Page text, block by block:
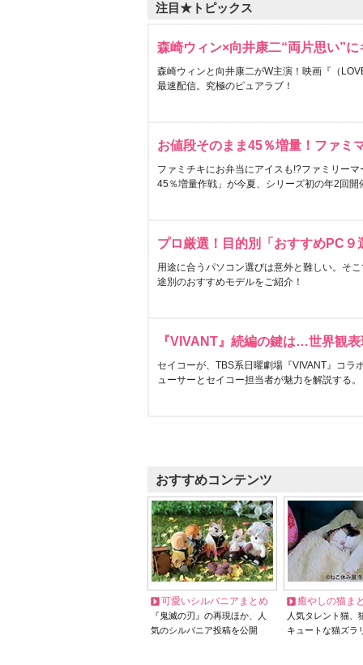
注目★トピックス
森崎ウィン×向井康二“両片思い”
森崎ウィンと向井康二がW主演！映画『（
最速配信。究極のピュアラブ！
お値段そのまま45％増量！ファミ
ファミチキにお弁当にアイスも!?ファミリー
45％増量作戦」が今夏、シリーズ初の年2回開
プロ厳選！目的別「おすすめPC９
用途に合うパソコン選びは意外と難しい。そ
途別のおすすめモデルをご紹介！
『VIVANT』続編の鍵は…世界観
セイコーが、TBS系日曜劇場『VIVANT』コラ
ューサーとセイコー担当者が魅力を解説する。
おすすめコンテンツ
可愛いシルバニアまとめ
『鬼滅の刃』の再現ほか、人
気のシルバニア投稿を公開
癒やしの猫ま
人気タレント猫
キュートな猫ズラ